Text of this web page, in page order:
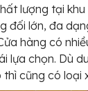
lượng tại
đối lớn, đa
hàng có
lựa chọn. Dù
cũng có loại